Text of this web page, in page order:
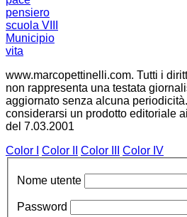
pensiero
scuola VIII
Municipio
vita
www.marcopettinelli.com. Tutti i
non rappresenta una testata
aggiornato senza alcuna
considerarsi un prodotto editoriale
del 7.03.2001
Color I
Color II Color III Color IV
Nome utente
Password